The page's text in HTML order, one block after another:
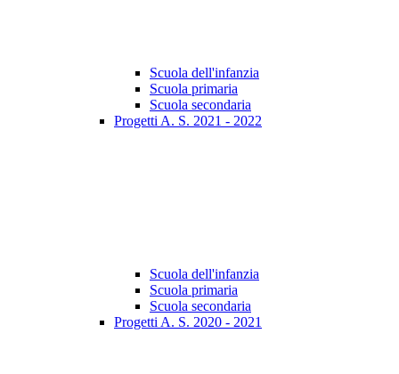
Scuola dell'infanzia
Scuola primaria
Scuola secondaria
Progetti A. S. 2021 - 2022
Scuola dell'infanzia
Scuola primaria
Scuola secondaria
Progetti A. S. 2020 - 2021